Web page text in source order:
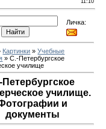
11:10
Личка:
Картинки »Учебные
» С.-Петербургское
училище
Петербургское
училище.
и
документы